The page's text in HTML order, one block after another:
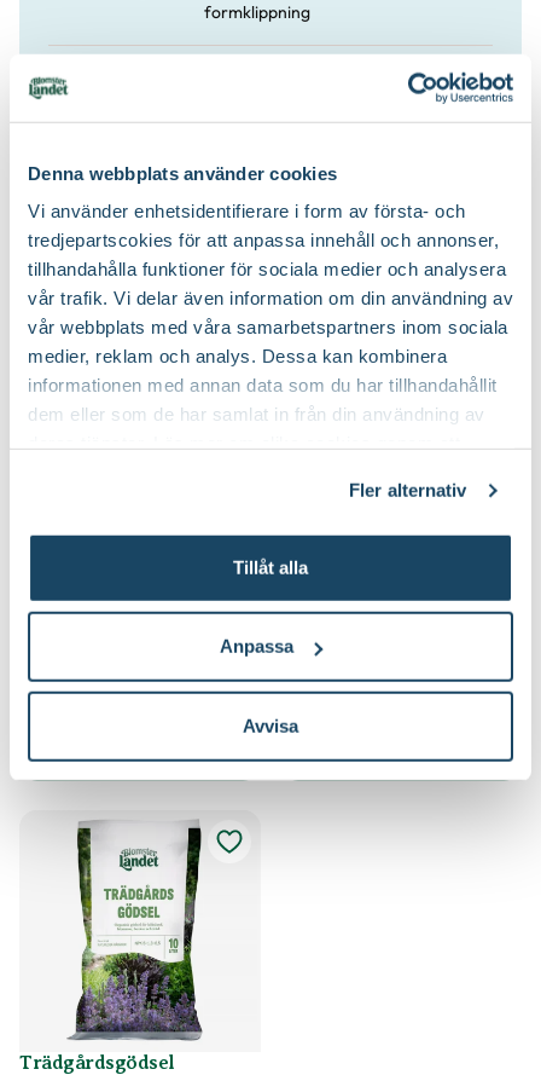
Denna webbplats använder cookies
Vi använder enhetsidentifierare i form av första- och
tredjepartscokies för att anpassa innehåll och annonser,
tillhandahålla funktioner för sociala medier och analysera
vår trafik. Vi delar även information om din användning av
vår webbplats med våra samarbetspartners inom sociala
medier, reklam och analys. Dessa kan kombinera
informationen med annan data som du har tillhandahållit
dem eller som de har samlat in från din användning av
Fler alternativ
Tillåt alla
Anpassa
Avvisa
formklippning
Beskärningstid:
Juli-september (JAS-perioden), På
Speciell tålighet: Stadsklimat
Köp till för ett lyckat resultat
Sekatör Felco 4
Felco
Välj butik
Slut i lager
Till Produkten
Hasselfors P-
Jord/Planteringsjord
Hasselfors Garden
Välj butik
Online
Till Produkten
Trädgårdsgödsel